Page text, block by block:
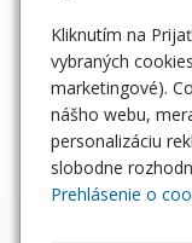
MATRACE PRE
LACNÉ MATRACE
VRCHNÉ
PAPLÓNY
VANKÚŠE
Kliknutím na
vybraných
marketingové).
nášho webu,
personalizáciu
slobodne
Prehlásenie o